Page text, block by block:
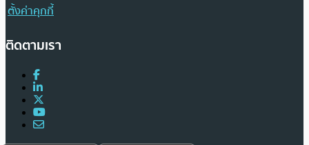
ตั้งค่าคุกกี้
ติดตามเรา